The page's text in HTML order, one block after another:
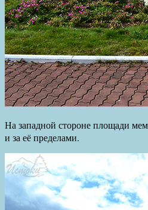
На западной стороне площади
и за её пределами.